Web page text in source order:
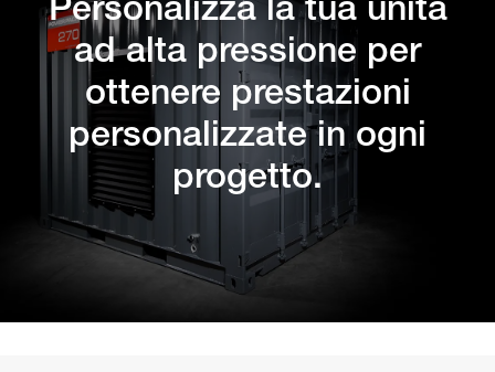
Personalizza la tua unità
ad alta pressione per
ottenere prestazioni
personalizzate in ogni
progetto.